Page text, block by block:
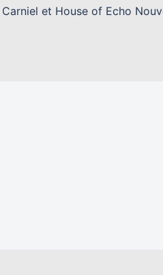
Carniel et House of Echo